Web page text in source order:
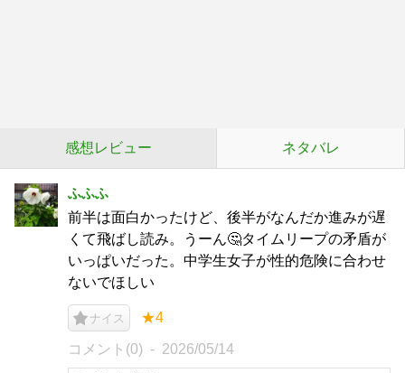
感想レビュー ネタバレ
ふふふ
前半は面白かったけど、後半がなんだか進みが遅
くて飛ばし読み。うーん🤔タイムリープの矛盾が
いっぱいだった。中学生女子が性的危険に合わせ
ないでほしい
ナイス ★4
コメント(0) 2026/05/14